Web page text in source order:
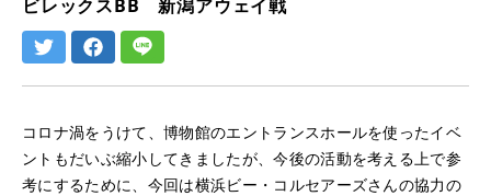
ビレックスBB 新潟アウェイ戦
コロナ渦をうけて、博物館のエントランスホールを使ったイベ
ントもだいぶ縮小してきましたが、今後の活動を考える上で参
考にするために、今回は横浜ビー・コルセアーズさんの協力の